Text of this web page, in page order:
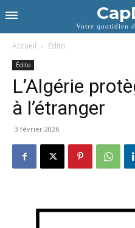
Votre quotidien
Accueil Édito
Édito
L’Algérie
à l’étranger
3 février 2026